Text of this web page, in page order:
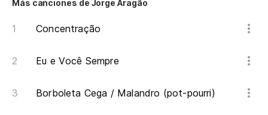
Más canciones de Jorge Aragão
Concentração
Eu e Você Sempre
Borboleta Cega / Malandro (pot-pourri)